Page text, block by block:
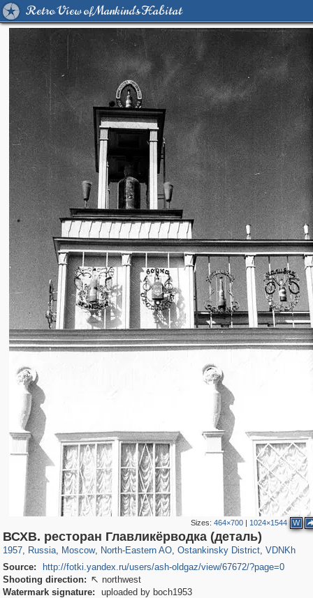
Retro View of Mankind's Habitat
Sizes:464×700 | 1024×1544 W
ВСХВ. ресторан Главликёрводка (деталь)
1957, Russia
1,406,154 29,243
, Moscow
319,779 8,286
, North-Eastern AO
24,488 250
, Ostankinsky District
13,481 148
, VDNKh
8,293
Source:
http://fotki.yandex.ru/users/ash-oldgaz/view/67672/?page=0
Shooting direction:  northwest
Watermark signature:
uploaded by boch1953